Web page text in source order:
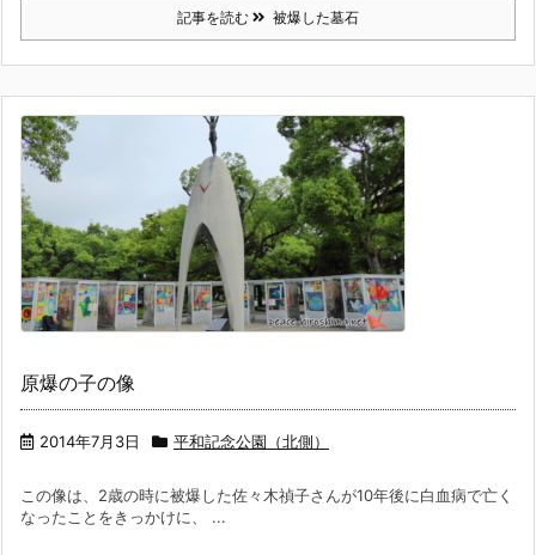
記事を読む 被爆した墓石
原爆の子の像
2014年7月3日 平和記念公園（北側）
この像は、2歳の時に被爆した佐々木禎子さんが10年後に白血病で亡く
なったことをきっかけに、 ...